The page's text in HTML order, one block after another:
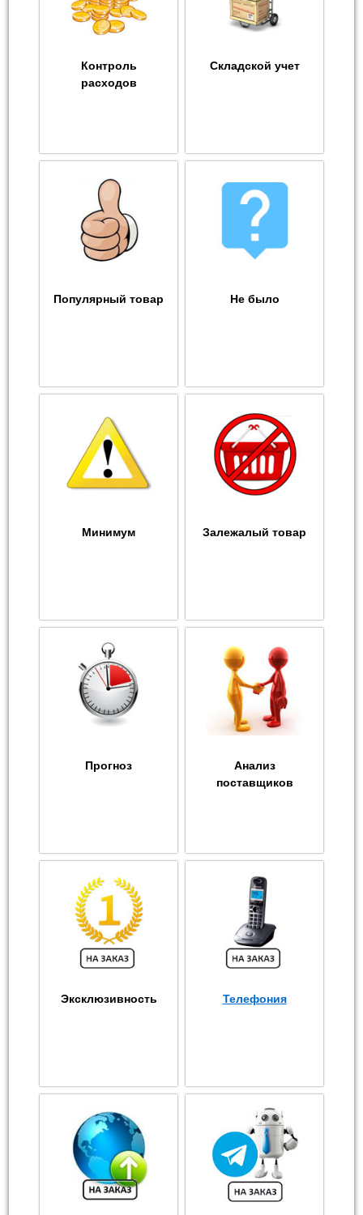
Контроль
расходов
Складской учет
Популярный товар Не было
Минимум Залежалый товар
Прогноз
Анализ
поставщиков
Эксклюзивность Телефония